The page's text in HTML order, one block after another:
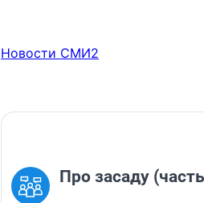
Новости СМИ2
Про засаду